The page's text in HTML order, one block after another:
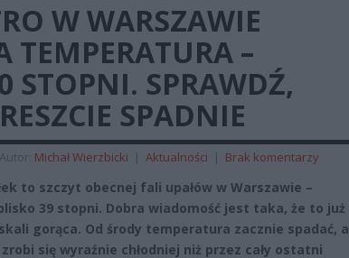
W WARSZAWIE
TEMPERATURA –
STOPNI. SPRAWDŹ,
SPADNIE
Autor: Michał Wierzbicki | Aktualności | Brak komentarzy
to szczyt obecnej fali upałów w Warszawie –
39 stopni. Dobra wiadomość jest taka, że to już
gorąca. Od środy temperatura zacznie spadać, a
się wyraźnie chłodniej niż przez cały ostatni